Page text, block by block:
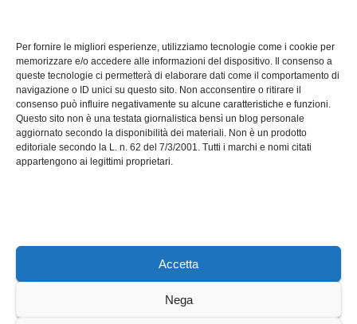
Per fornire le migliori esperienze, utilizziamo tecnologie come i cookie per
memorizzare e/o accedere alle informazioni del dispositivo. Il consenso a
queste tecnologie ci permetterà di elaborare dati come il comportamento di
navigazione o ID unici su questo sito. Non acconsentire o ritirare il
consenso può influire negativamente su alcune caratteristiche e funzioni.
Questo sito non è una testata giornalistica bensì un blog personale
aggiornato secondo la disponibilità dei materiali. Non è un prodotto
editoriale secondo la L. n. 62 del 7/3/2001. Tutti i marchi e nomi citati
appartengono ai legittimi proprietari.
Accetta
Nega
Software manutenzioni:
guida pratica alla scelta
efficace
LUG 17, 2026 ADMIN
Axeleroacademy.it